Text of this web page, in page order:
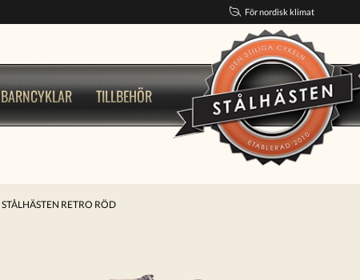
För nordisk klimat
BARNCYKLAR TILLBEHÖR
STÅLHÄSTEN RETRO RÖD